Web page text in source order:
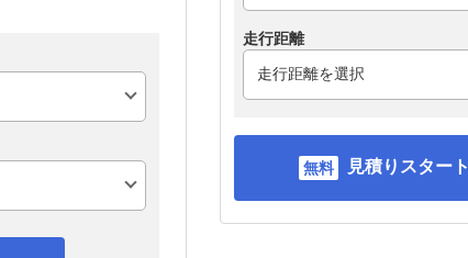
走行距離
見積りスタート